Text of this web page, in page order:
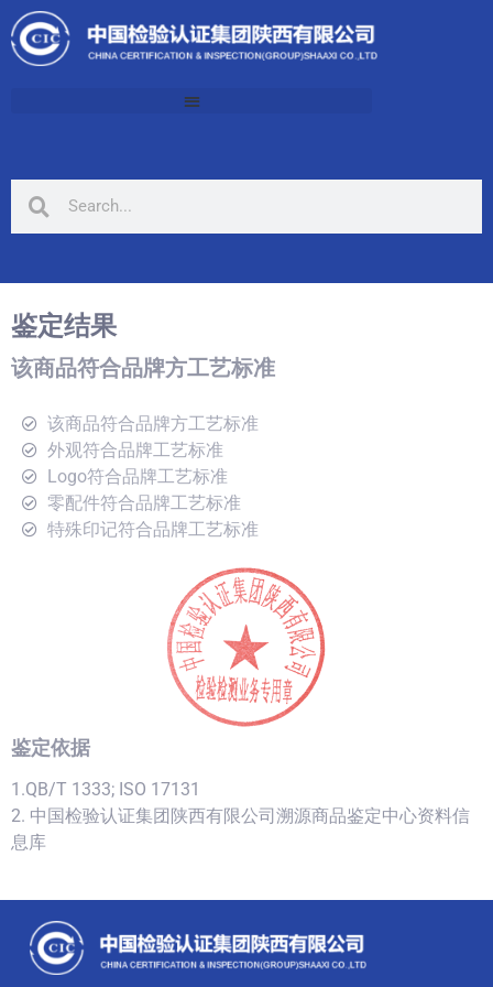
鉴定结果
该商品符合品牌方工艺标准
该商品符合品牌方工艺标准
外观符合品牌工艺标准
Logo符合品牌工艺标准
零配件符合品牌工艺标准
特殊印记符合品牌工艺标准
鉴定依据
1.QB/T 1333; ISO 17131
2. 中国检验认证集团陕西有限公司溯源商品鉴定中心资料信
息库